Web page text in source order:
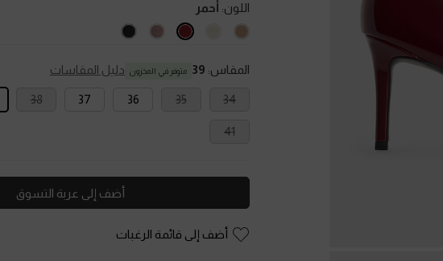
اللون: أحمر
المقاس: 39 متوفر في المخزون دليل المقاسات
34
35
36
37
38
41
أضف إلى عربة التسوق
أضف إلى قائمة الرغبات